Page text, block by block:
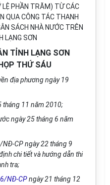
PHẦN TRĂM) TỪ CÁC
QUA CÔNG TÁC THANH
SÁCH NHÀ NƯỚC TRÊN
LẠNG SƠN
TỈNH LẠNG SƠN
THỨ SÁU
địa phương ngày 19
tháng 11 năm 2010;
ngày 25 tháng 6 năm
CP ngày 22 tháng 9
chi tiết và hướng dẫn thi
tra;
NĐ-CPngày 21 tháng 12